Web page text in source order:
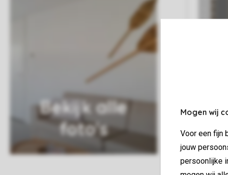
Mogen wij
Voor een fijn
jouw
persoonlijke
Bekijk alle
foto's